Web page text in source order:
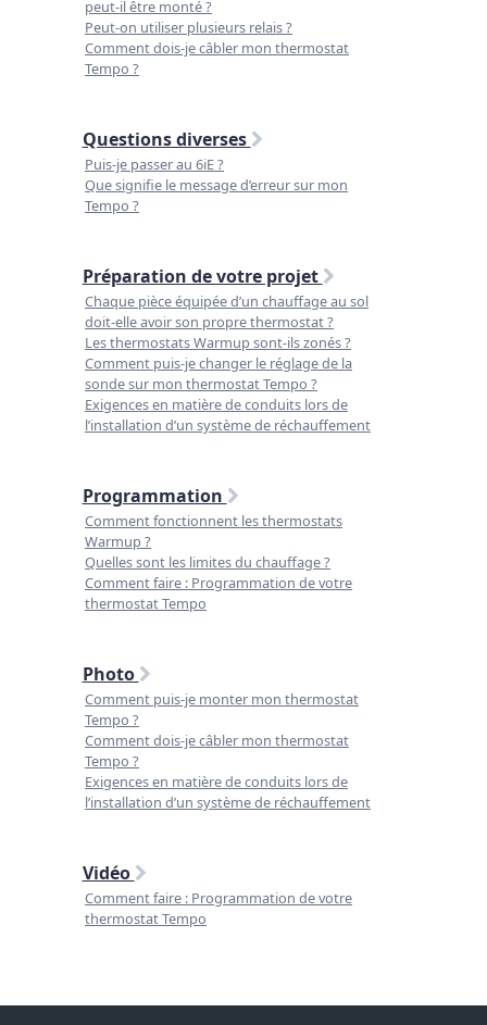
peut-il être monté ?
Peut-on utiliser plusieurs relais ?
Comment dois-je câbler mon thermostat
Tempo ?
Questions diverses
Puis-je passer au 6iE ?
Que signifie le message d’erreur sur mon
Tempo ?
Préparation de votre projet
Chaque pièce équipée d’un chauffage au sol
doit-elle avoir son propre thermostat ?
Les thermostats Warmup sont-ils zonés ?
Comment puis-je changer le réglage de la
sonde sur mon thermostat Tempo ?
Exigences en matière de conduits lors de
l’installation d’un système de réchauffement
Programmation
Comment fonctionnent les thermostats
Warmup ?
Quelles sont les limites du chauffage ?
Comment faire : Programmation de votre
thermostat Tempo
Photo
Comment puis-je monter mon thermostat
Tempo ?
Comment dois-je câbler mon thermostat
Tempo ?
Exigences en matière de conduits lors de
l’installation d’un système de réchauffement
Vidéo
Comment faire : Programmation de votre
thermostat Tempo